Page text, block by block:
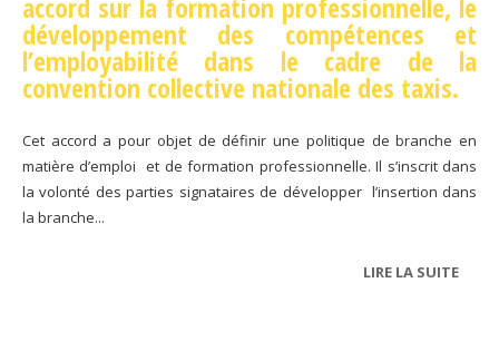
accord sur la formation professionnelle, le
développement des compétences et
l’employabilité dans le cadre de la
convention collective nationale des taxis.
Cet accord a pour objet de définir une politique de branche en
matière d’emploi et de formation professionnelle. Il s’inscrit dans
la volonté des parties signataires de développer l’insertion dans
la branche...
LIRE LA SUITEDE